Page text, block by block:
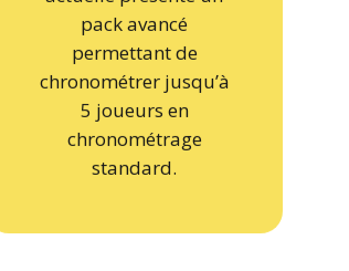
pack avancé
permettant de
chronométrer jusqu’à
5 joueurs en
chronométrage
standard.